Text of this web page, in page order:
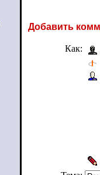
Добавить
Как: